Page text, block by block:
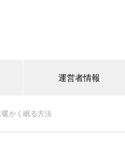
運営者情報
かく眠る方法